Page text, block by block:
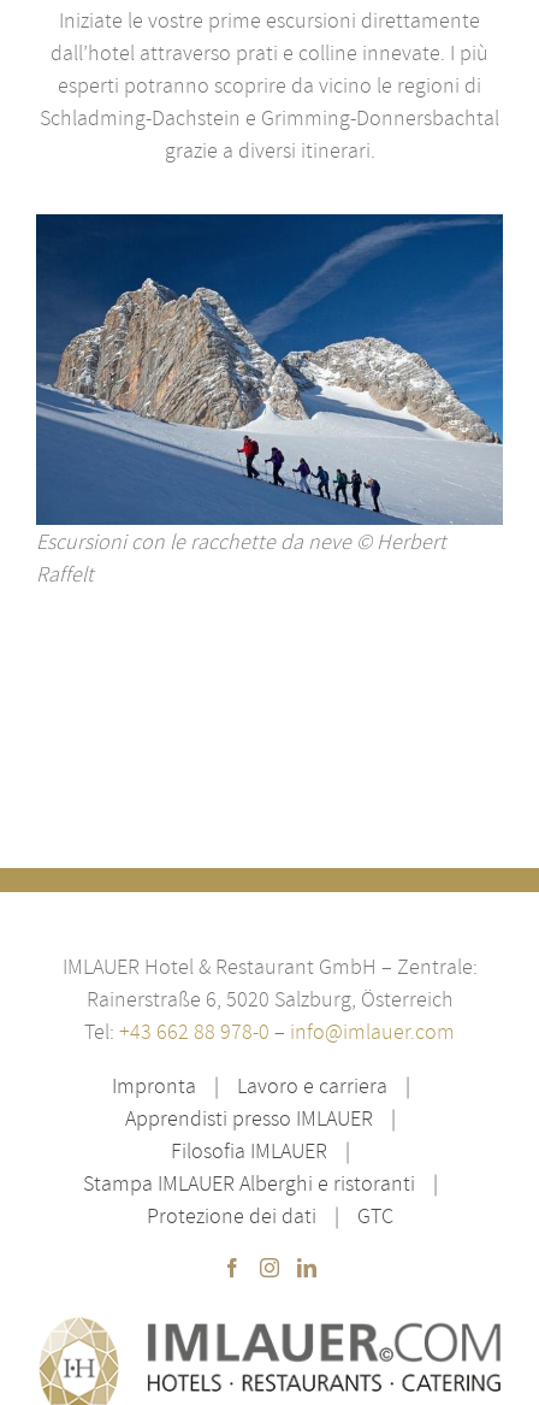
Iniziate le vostre prime escursioni direttamente
dall’hotel attraverso prati e colline innevate. I più
esperti potranno scoprire da vicino le regioni di
Schladming-Dachstein e Grimming-Donnersbachtal
grazie a diversi itinerari.
Escursioni con le racchette da neve © Herbert
Raffelt
IMLAUER Hotel & Restaurant GmbH – Zentrale:
Rainerstraße 6, 5020 Salzburg, Österreich
Tel: +43 662 88 978-0 – info@imlauer.com
Impronta
Lavoro e carriera
Apprendisti presso IMLAUER
Filosofia IMLAUER
Stampa IMLAUER Alberghi e ristoranti
Protezione dei dati
GTC